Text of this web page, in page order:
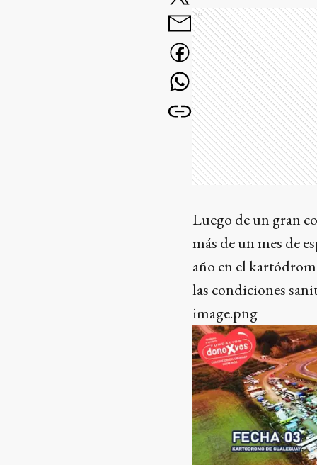
Ads
Luego de un gran
más de un mes de
año en el
las condiciones
image.png